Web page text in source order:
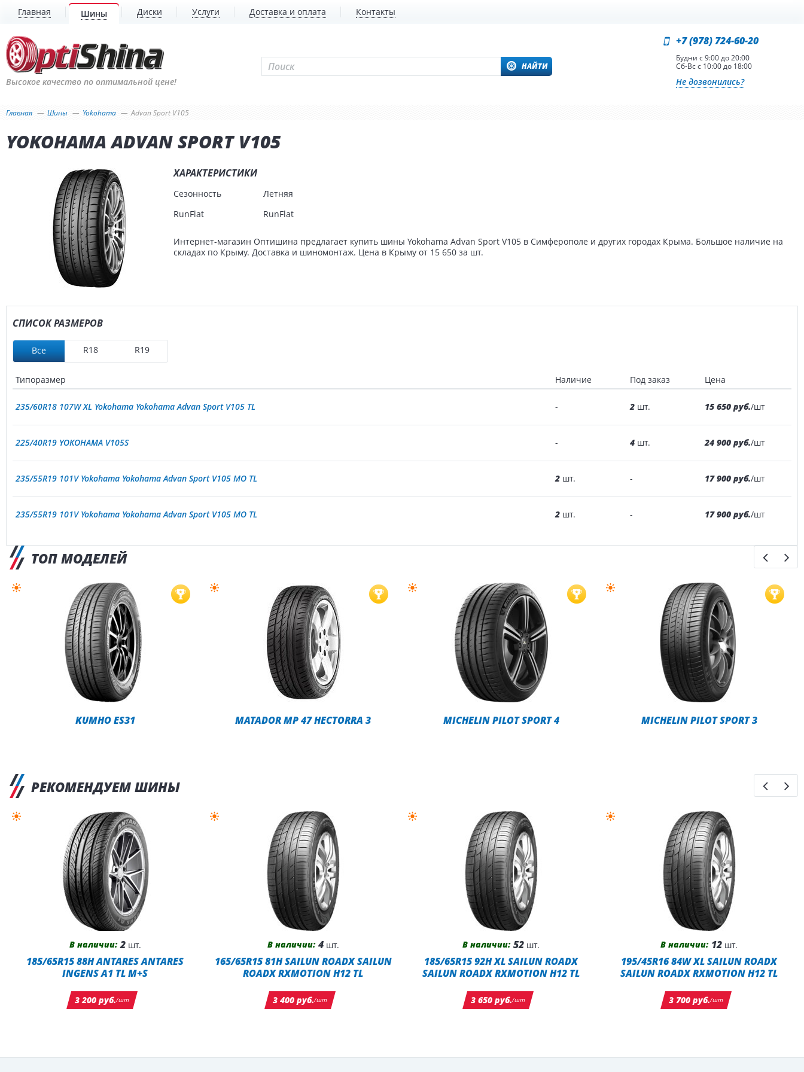
Главная Шины Диски Услуги Доставка и оплата Контакты
Высокое качество по оптимальной цене!
НАЙТИ
+7 (978) 724-60-20
Будни с 9:00 до 20:00
Сб-Вс с 10:00 до 18:00
Не дозвонились?
Главная Шины Yokohama Advan Sport V105
YOKOHAMA ADVAN SPORT V105
ХАРАКТЕРИСТИКИ
Сезонность
Летняя
RunFlat
RunFlat
Интернет-магазин Оптишина предлагает купить шины Yokohama Advan Sport V105 в Симферополе и других городах Крыма. Большое наличие на
складах по Крыму. Доставка и шиномонтаж. Цена в Крыму от 15 650 за шт.
СПИСОК РАЗМЕРОВ
Все R18 R19
Типоразмер Наличие Под заказ Цена
235/60R18 107W XL Yokohama Yokohama Advan Sport V105 TL - 2 шт. 15 650 руб./шт
225/40R19 YOKOHAMA V105S - 4 шт. 24 900 руб./шт
235/55R19 101V Yokohama Yokohama Advan Sport V105 MO TL 2 шт. - 17 900 руб./шт
235/55R19 101V Yokohama Yokohama Advan Sport V105 MO TL 2 шт. - 17 900 руб./шт
ТОП МОДЕЛЕЙ
KUMHO ES31 MATADOR MP 47 HECTORRA 3 MICHELIN PILOT SPORT 4 MICHELIN PILOT SPORT 3
РЕКОМЕНДУЕМ ШИНЫ
В наличии: 2шт.
185/65R15 88H ANTARES ANTARES
INGENS A1 TL M+S
3 200 руб./шт
В наличии: 4шт.
165/65R15 81H SAILUN ROADX SAILUN
ROADX RXMOTION H12 TL
3 400 руб./шт
В наличии: 52 шт.
185/65R15 92H XL SAILUN ROADX
SAILUN ROADX RXMOTION H12 TL
3 650 руб./шт
В наличии: 12 шт.
195/45R16 84W XL SAILUN ROADX
SAILUN ROADX RXMOTION H12 TL
3 700 руб./шт